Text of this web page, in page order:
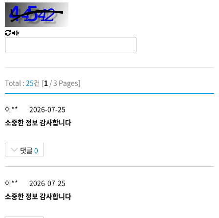
력
새
로
침
한
글
성
Total : 25건 [1 / 3 Pages]
이**
2026-07-25
소중한 정보 감사합니다
댓글 0
이**
2026-07-25
소중한 정보 감사합니다